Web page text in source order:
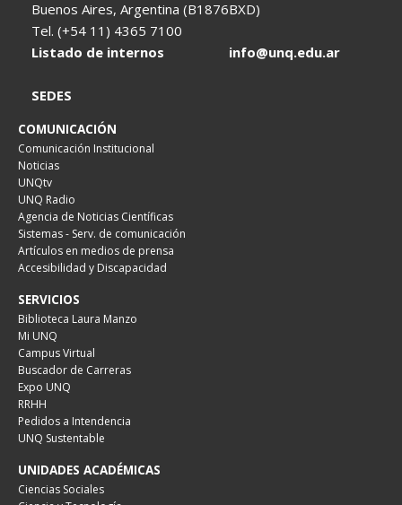
Buenos Aires, Argentina (B1876BXD)
Tel. (+54 11) 4365 7100
Listado de internos
info@unq.edu.ar
SEDES
COMUNICACIÓN
Comunicación Institucional
Noticias
UNQtv
UNQ Radio
Agencia de Noticias Científicas
Sistemas - Serv. de comunicación
Artículos en medios de prensa
Accesibilidad y Discapacidad
SERVICIOS
Biblioteca Laura Manzo
Mi UNQ
Campus Virtual
Buscador de Carreras
Expo UNQ
RRHH
Pedidos a Intendencia
UNQ Sustentable
UNIDADES ACADÉMICAS
Ciencias Sociales